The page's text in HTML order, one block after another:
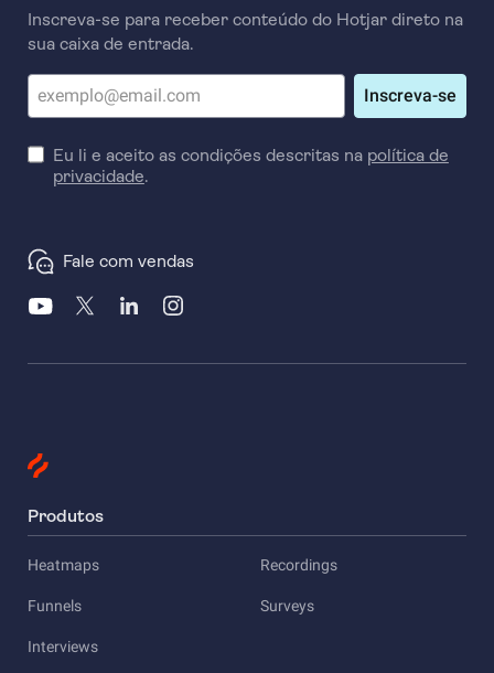
Inscreva-se para receber conteúdo do Hotjar direto na
sua caixa de entrada.
Inscreva-se
Eu li e aceito as condições descritas na política de
privacidade.
Fale com vendas
Produtos
Heatmaps Recordings
Funnels Surveys
Interviews